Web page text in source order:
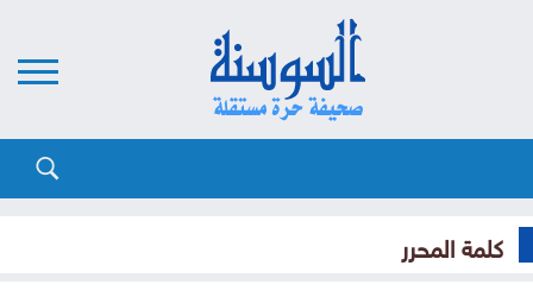
كلمة المحرر